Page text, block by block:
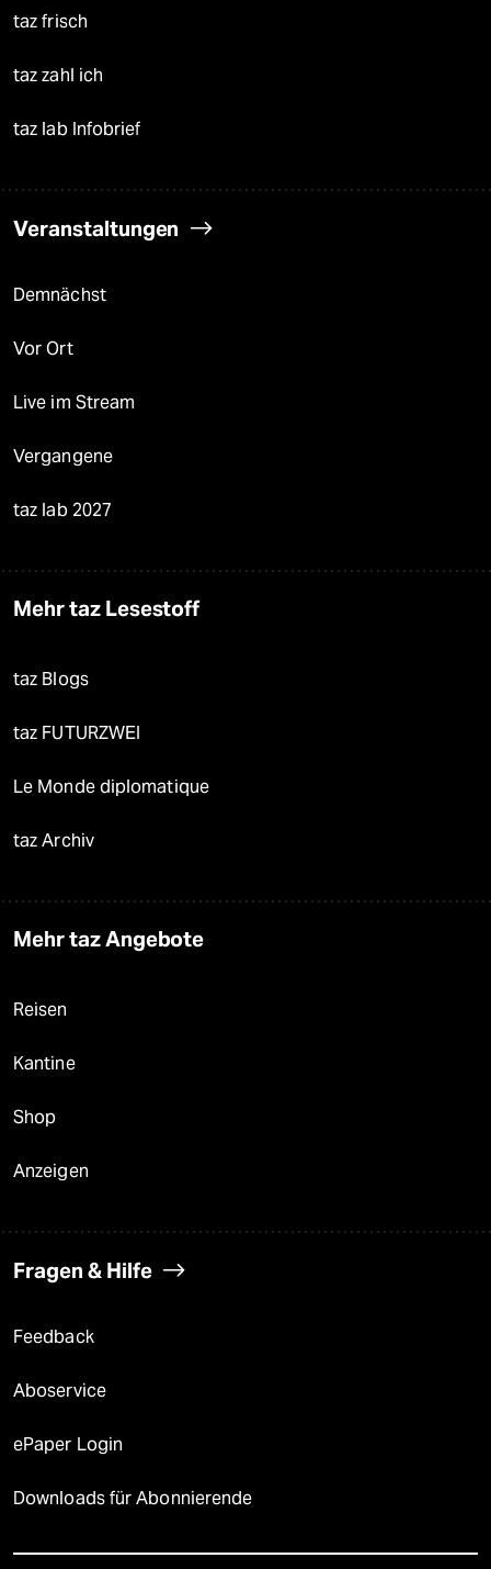
taz frisch
taz zahl ich
taz lab Infobrief
Veranstaltungen
Demnächst
Vor Ort
Live im Stream
Vergangene
taz lab 2027
Mehr taz Lesestoff
taz Blogs
taz FUTURZWEI
Le Monde diplomatique
taz Archiv
Mehr taz Angebote
Reisen
Kantine
Shop
Anzeigen
Fragen & Hilfe
Feedback
Aboservice
ePaper Login
Downloads für Abonnierende